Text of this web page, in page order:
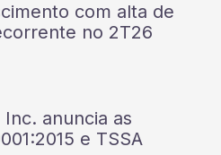
com alta de
no 2T26
anuncia as
e TSSA